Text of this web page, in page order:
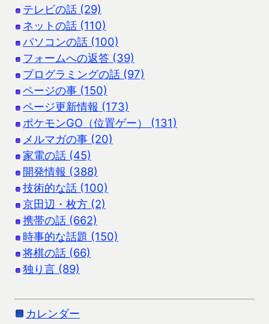
テレビの話 (29)
ネットの話 (110)
パソコンの話 (100)
フォームへの返答 (39)
プログラミングの話 (97)
ページの事 (150)
ページ更新情報 (173)
ポケモンGO（位置ゲー） (131)
メルマガの事 (20)
家電の話 (45)
開発情報 (388)
技術的な話 (100)
京田辺・枚方 (2)
携帯の話 (662)
時事的な話題 (150)
将棋の話 (66)
独り言 (89)
カレンダー